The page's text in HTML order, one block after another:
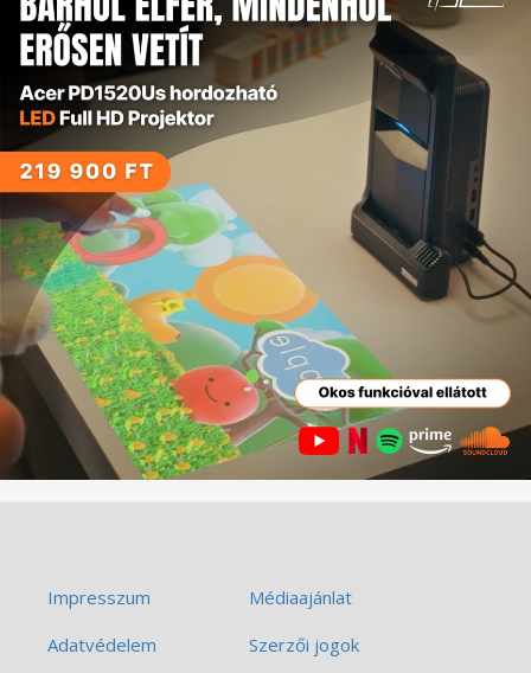
Impresszum
Médiaajánlat
Adatvédelem
Szerzői jogok